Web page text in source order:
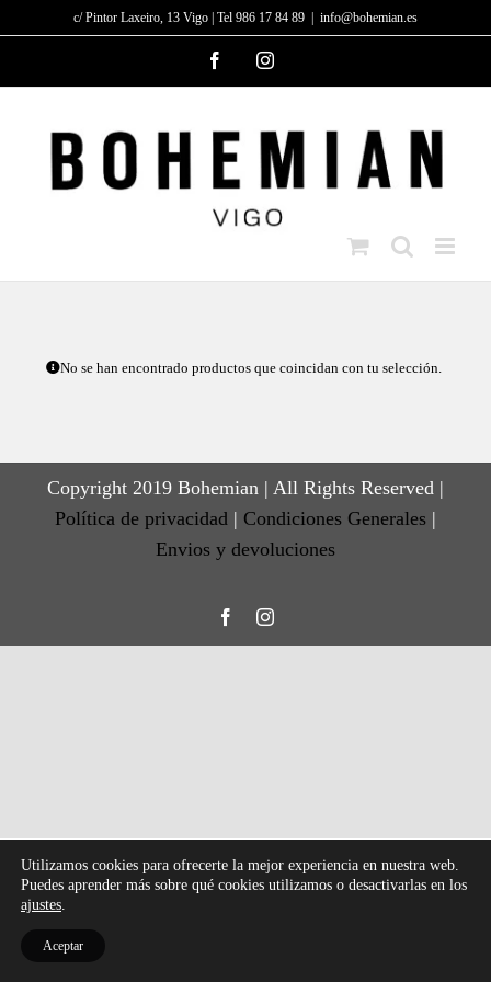
c/ Pintor Laxeiro, 13 Vigo | Tel 986 17 84 89 info@bohemian.es
FacebookInstagram
No se han encontrado productos que coincidan con tu selección.
Copyright 2019 Bohemian | All Rights Reserved |
Política de privacidad | Condiciones Generales |
Envios y devoluciones
FacebookInstagram
Utilizamos cookies para ofrecerte la mejor experiencia en nuestra web.
Puedes aprender más sobre qué cookies utilizamos o desactivarlas en los
ajustes.
Aceptar